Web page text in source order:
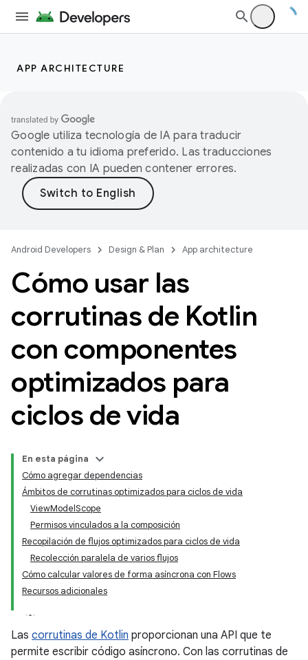
APP ARCHITECTURE
Google utiliza tecnología de IA para traducir
contenido a tu idioma preferido. Las traducciones
realizadas con IA pueden contener errores.
Android Developers Design & Plan App architecture
Cómo usar las
corrutinas de Kotlin
con componentes
optimizados para
ciclos de vida
En esta página
Cómo agregar dependencias
Ámbitos de corrutinas optimizados para ciclos de vida
ViewModelScope
Permisos vinculados a la composición
Recopilación de flujos optimizados para ciclos de vida
Recolección paralela de varios flujos
Cómo calcular valores de forma asíncrona con Flows
Recursos adicionales
Las corrutinas de Kotlin proporcionan una API que te
permite escribir código asíncrono. Con las corrutinas de